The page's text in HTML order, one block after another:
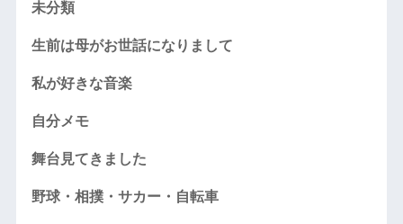
未分類
生前は母がお世話になりまして
私が好きな音楽
自分メモ
舞台見てきました
野球・相撲・サカー・自転車